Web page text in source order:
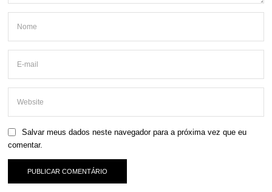
Salvar meus dados neste navegador para a próxima vez que eu
comentar.